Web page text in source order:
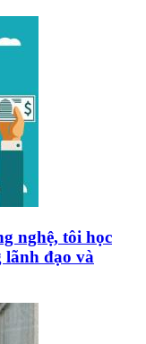
nghệ, tôi học
lãnh đạo và